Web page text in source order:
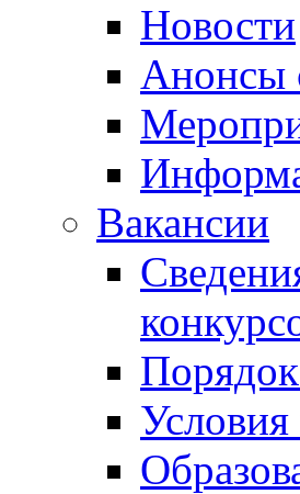
Новости
Анонсы
Вакансии
Условия